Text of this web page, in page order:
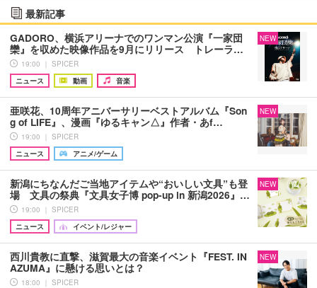
最新記事
GADORO、横浜アリーナでのワンマン公演『一家団
欒』を収めた映像作品を9月にリリース トレーラ…
19:00 ｜ SPICER
ニュース
動画 音楽
NEW
亜咲花、10周年アニバーサリーベストアルバム『Son
g of LIFE』、漫画『ゆるキャン△』作者・あf…
19:00 ｜ SPICER
ニュース
アニメ/ゲーム
NEW
新潟にちなんだご当地アイテムや“おいしい文具”も登
場 文具の祭典『文具女子博 pop-up in 新潟2026』…
19:00 ｜ SPICER
ニュース
イベント/レジャー
NEW
西川貴教に直撃、滋賀最大の音楽イベント『FEST. IN
AZUMA』に懸ける思いとは？
18:00 ｜ SPICER
NEW